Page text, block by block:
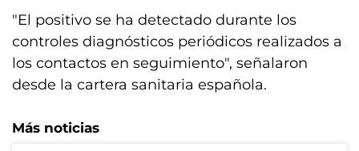
"El positivo se ha detectado durante los
controles diagnósticos periódicos realizados a
los contactos en seguimiento", señalaron
desde la cartera sanitaria española.
Más noticias